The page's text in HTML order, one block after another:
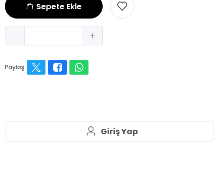
Sepete Ekle
Paylaş
Giriş Yap